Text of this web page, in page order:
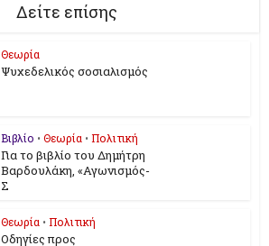
Δείτε επίσης
Θεωρία
Ψυχεδελικός σοσιαλισμός
Βιβλίο • Θεωρία • Πολιτική
Για το βιβλίο του Δημήτρη
Βαρδουλάκη, «Αγωνισμός-
Σ
Θεωρία • Πολιτική
Οδηγίες προς